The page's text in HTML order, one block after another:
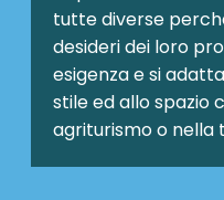
tutte diverse
desideri dei loro
esigenza e si
stile ed allo spazio
agriturismo o